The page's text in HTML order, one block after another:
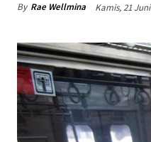
By Rae Wellmina Kamis, 21